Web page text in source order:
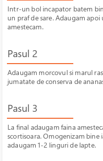
Intr-un bol incapator batem
un praf de sare. Adaugam
amestecam.
Pasul 2
Adaugam morcovul si marul
jumatate de conserva de
Pasul 3
La final adaugam faina
scortisoara. Omogenizam bine
adaugam 1-2 linguri de lapte.